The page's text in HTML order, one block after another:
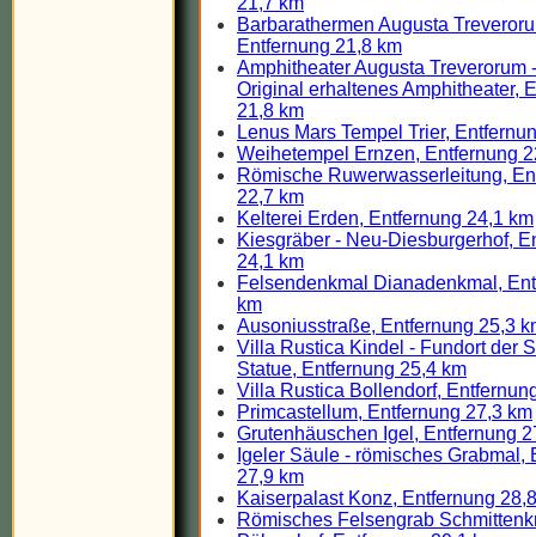
Barbarathermen Augusta
Entfernung 21,8 km
Amphitheater Augusta Treverorum
Original erhaltenes Amphitheater,
21,8 km
Lenus Mars Tempel Trier,
Weihetempel Ernzen, Entfernung
Römische Ruwerwasserleitung,
22,7 km
Kelterei Erden, Entfernung 24,1 km
Kiesgräber - Neu-Diesburgerhof,
24,1 km
Felsendenkmal Dianadenkmal,
km
Ausoniusstraße, Entfernung 25,3
Villa Rustica Kindel - Fundort der
Statue, Entfernung 25,4 km
Villa Rustica Bollendorf,
Primcastellum, Entfernung 27,3 km
Grutenhäuschen Igel, Entfernung
Igeler Säule - römisches Grabmal,
27,9 km
Kaiserpalast Konz, Entfernung
Römisches Felsengrab